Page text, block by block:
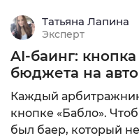
Татьяна Лапина
Эксперт
AI-баинг:
бюджета на
Каждый
кнопке «Бабло».
был баер, который